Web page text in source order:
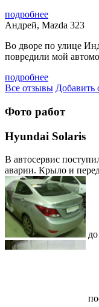
подробнее
Андрей, Mazda 323
Во дворе по улице
повредили мой
подробнее
Все отзывы Добавить
Фото работ
Hyundai Solaris
В автосервис
аварии. Крыло и
до